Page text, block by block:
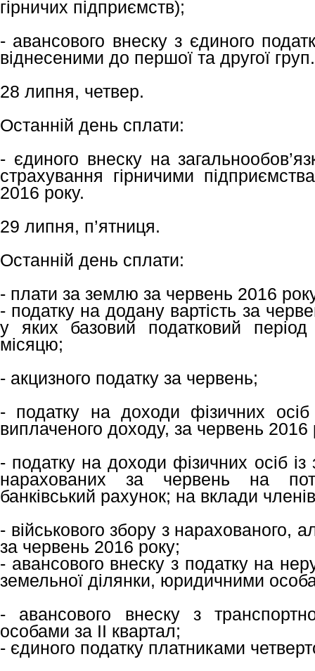
гірничих підприємств);
- авансового внеску з єдиного
віднесеними до першої та другої груп.
28 липня, четвер.
Останній день сплати:
- єдиного внеску на
страхування гірничими
2016 року.
29 липня, п’ятниця.
Останній день сплати:
- плати за землю за червень 2016
- податку на додану вартість за
у яких базовий податковий
місяцю;
- акцизного податку за червень;
- податку на доходи фізичних
виплаченого доходу, за червень 2016
- податку на доходи фізичних осіб із
нарахованих за червень на
банківський рахунок; на вклади
- військового збору з нарахованого,
за червень 2016 року;
- авансового внеску з податку на
земельної ділянки, юридичними
- авансового внеску з
особами за ІІ квартал;
- єдиного податку платниками